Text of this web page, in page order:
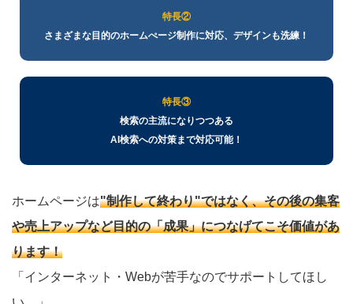
特長②
さまざまな目的のホームぺージ制作に対応、デザインも洗練！
特長③
検索の主流になりつつある
AI検索への対策まで対応可能！
ホームページは"制作して終わり"ではなく、その後の集客
や売上アップなど目的の「成果」につなげてこそ価値があ
ります！
「インターネット・Webが苦手なのでサポートしてほし